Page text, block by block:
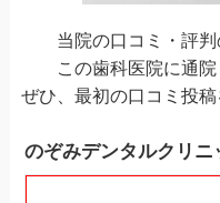
当院の口コミ・評判
この歯科医院に通院
ぜひ、最初の口コミ投稿
のぞみデンタルクリ